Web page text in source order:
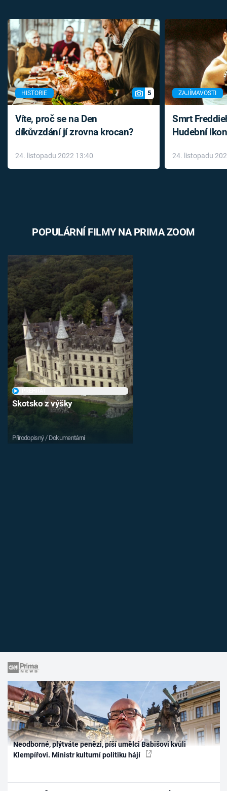
HISTORIE 5
Víte, proč se na Den
díkůvzdání jí zrovna krocan?
24. listopadu 2022 13:40
ZAJÍMAVOSTI
Smrt
Hudební
léky
24. listopadu
POPULÁRNÍ FILMY NA PRIMA ZOOM
Skotsko z výšky
Přírodopisný / Dokumentární
Neodborné, plýtváte penězi, píší umělci Babišovi kvůli
Klempířovi. Ministr kulturní politiku hájí